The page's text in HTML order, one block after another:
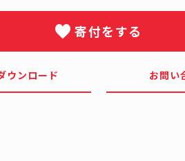
寄付をする
ウンロード お問い